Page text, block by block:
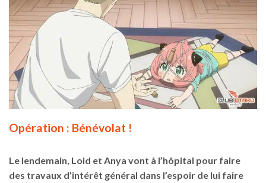
Opération : Bénévolat !
Le lendemain, Loid et Anya vont à l’hôpital pour faire
des travaux d’intérêt général dans l’espoir de lui faire